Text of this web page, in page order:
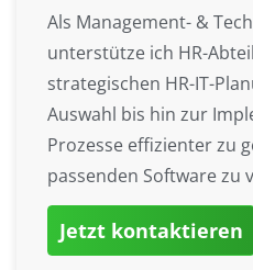
Als Management- &
unterstütze ich HR-
strategischen HR-IT-
Auswahl bis hin zur
Prozesse effizienter zu
passenden Software zu
Jetzt kontaktieren